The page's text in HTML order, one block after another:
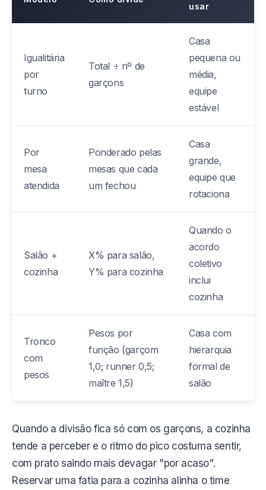
usar
Igualitária
por
turno
Total ÷ nº de
garçons
Casa
pequena ou
média,
equipe
estável
Por
mesa
atendida
Ponderado pelas
mesas que cada
um fechou
Casa
grande,
equipe que
rotaciona
Salão +
cozinha
X% para salão,
Y% para cozinha
Quando o
acordo
coletivo
inclui
cozinha
Tronco
com
pesos
Pesos por
função (garçom
1,0; runner 0,5;
maître 1,5)
Casa com
hierarquia
formal de
salão
Quando a divisão fica só com os garçons, a cozinha
tende a perceber e o ritmo do pico costuma sentir,
com prato saindo mais devagar "por acaso".
Reservar uma fatia para a cozinha alinha o time